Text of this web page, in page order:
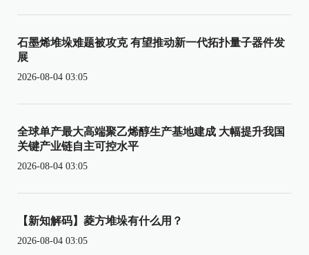
石墨烯堆垛难题被攻克 有望推动新一代拓扑量子器件发
展
2026-08-04 03:05
全球单产最大高端聚乙烯醇生产基地建成 大幅提升我国
关键产业链自主可控水平
2026-08-04 03:05
【新知解码】菱方堆垛有什么用？
2026-08-04 03:05